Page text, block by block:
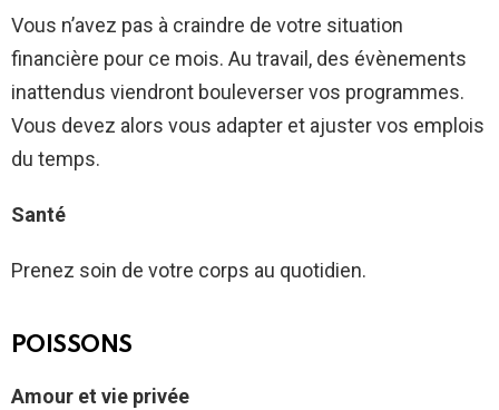
Vous n’avez pas à craindre de votre situation
financière pour ce mois. Au travail, des évènements
inattendus viendront bouleverser vos programmes.
Vous devez alors vous adapter et ajuster vos emplois
du temps.
Santé
Prenez soin de votre corps au quotidien.
POISSONS
Amour et vie privée